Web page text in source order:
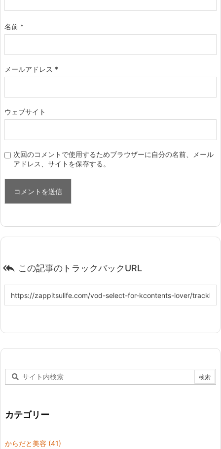
名前 *
メールアドレス *
ウェブサイト
次回のコメントで使用するためブラウザーに自分の名前、メール
アドレス、サイトを保存する。
 この記事のトラックバックURL
カテゴリー
からだと美容 (41)